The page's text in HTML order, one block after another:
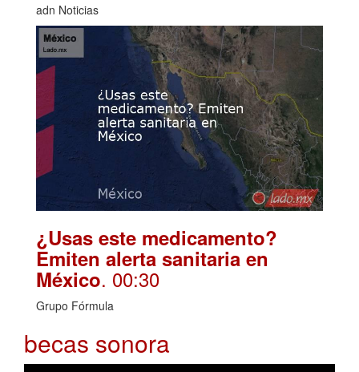
adn Noticias
¿Usas este medicamento?
Emiten alerta sanitaria en
México. 00:30
Grupo Fórmula
becas sonora